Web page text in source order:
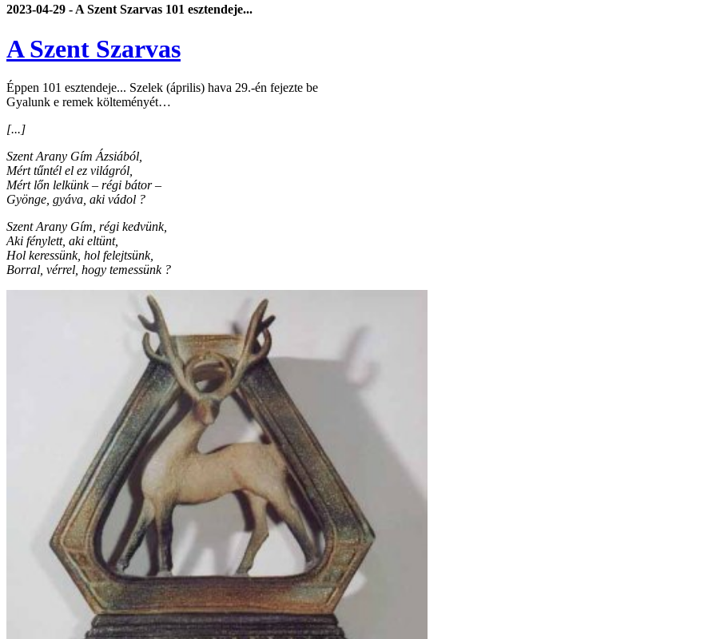
2023-04-29 - A Szent Szarvas 101 esztendeje...
A Szent Szarvas
Éppen 101 esztendeje... Szelek (április) hava 29.-én fejezte be
Gyalunk e remek költeményét…
[...]
Szent Arany Gím Ázsiából,
Mért tűntél el ez világról,
Mért lőn lelkünk – régi bátor –
Gyönge, gyáva, aki vádol ?
Szent Arany Gím, régi kedvünk,
Aki fénylett, aki eltünt,
Hol keressünk, hol felejtsünk,
Borral, vérrel, hogy temessünk ?